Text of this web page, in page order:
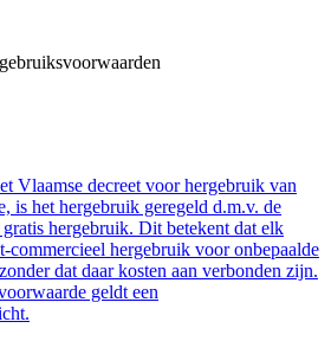
Vlaamse decreet voor hergebruik van
is het hergebruik geregeld d.m.v. de
hergebruik. Dit betekent dat elk
commercieel hergebruik voor onbepaalde
dat daar kosten aan verbonden zijn.
geldt een